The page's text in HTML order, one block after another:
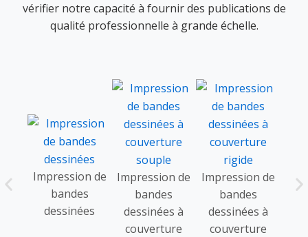
vérifier notre capacité à fournir des publications de
qualité professionnelle à grande échelle.
Impression de
bandes
dessinées
Impression de
bandes
dessinées à
couverture
Impression de
bandes
dessinées à
couverture